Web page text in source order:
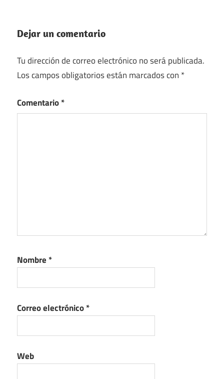
Dejar un comentario
Tu dirección de correo electrónico no será publicada.
Los campos obligatorios están marcados con *
Comentario*
Nombre *
Correo electrónico*
Web